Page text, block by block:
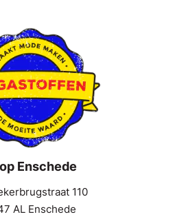
Enschede
110
AL Enschede